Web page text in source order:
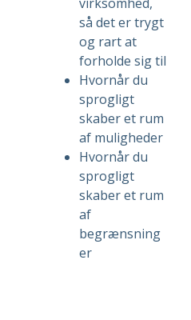
så det er trygt
og rart at
forholde sig til
Hvornår du
sprogligt
skaber et rum
af muligheder
Hvornår du
sprogligt
skaber et rum
af
begrænsning
er